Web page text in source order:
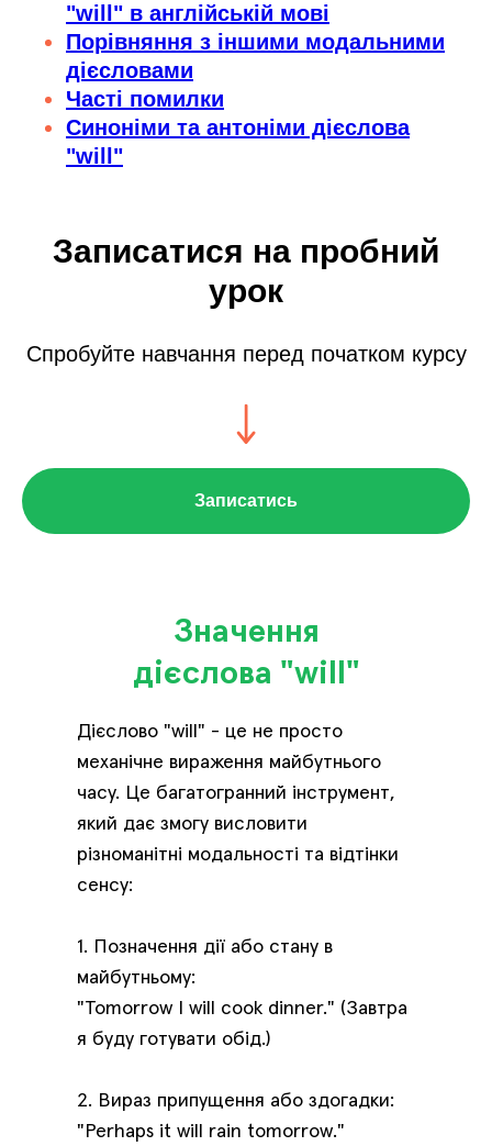
"will" в англійській мові
Порівняння з іншими модальними
дієсловами
Часті помилки
Синоніми та антоніми дієслова
"will"
Записатися на пробний
урок
Спробуйте навчання перед початком курсу
Записатись
Значення
дієслова "will"
Дієслово "will" - це не просто
механічне вираження майбутнього
часу. Це багатогранний інструмент,
який дає змогу висловити
різноманітні модальності та відтінки
сенсу:
1. Позначення дії або стану в
майбутньому:
"Tomorrow I will cook dinner." (Завтра
я буду готувати обід.)
2. Вираз припущення або здогадки:
"Perhaps it will rain tomorrow."